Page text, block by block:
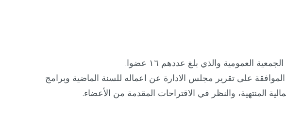
على تقرير مجلس الادارة عن اعماله للسنة الماضية وبرامج
المنتهية، والنظر في الاقتراحات المقدمة من الأعضاء.